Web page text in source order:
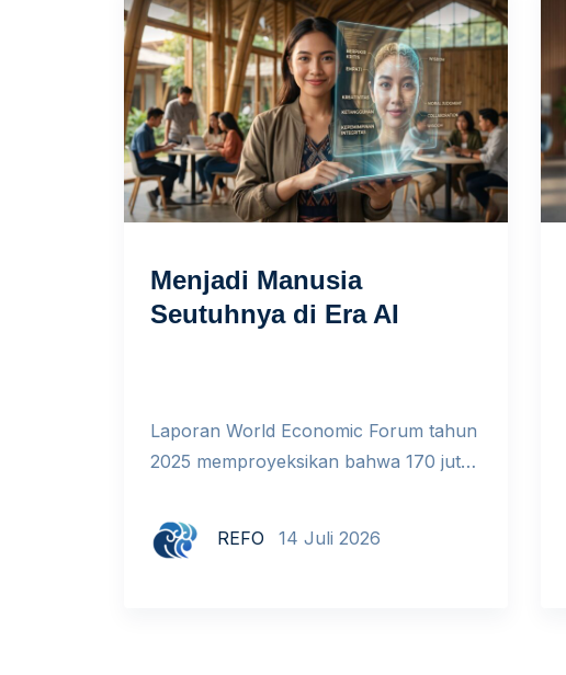
dibuat ChatGPT dalam gugatan
terhadap maskapai penerbangan.
Mahasiswa doktoral menyerahkan
makalah dengan puluhan sitasi fiktif. Di
luar […]
Menjadi Manusia
Seutuhnya di Era AI
Laporan World Economic Forum tahun
2025 memproyeksikan bahwa 170 juta
2030, tetapi 92 juta pekerjaan lain akan
tergantikan. Hampir 40% keterampilan
REFO 14 Juli 2026